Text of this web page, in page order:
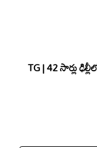
TG | 42 సార్లు